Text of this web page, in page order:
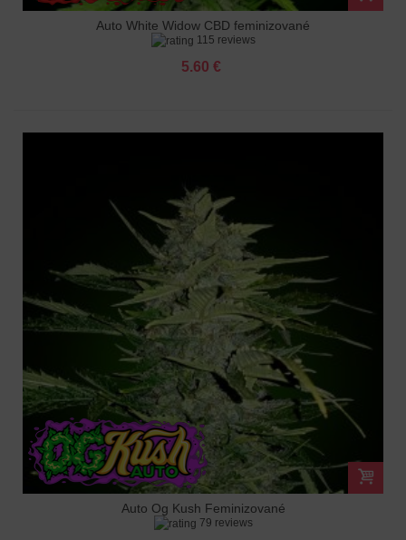
Auto White Widow CBD feminizované
115 reviews
5.60 €
Auto Og Kush Feminizované
79 reviews